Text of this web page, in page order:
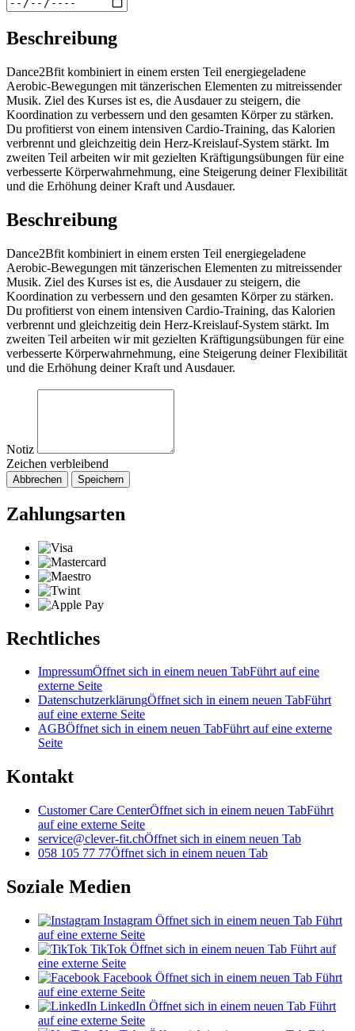
Beschreibung
Dance2Bfit kombiniert in einem ersten Teil energiegeladene
Aerobic-Bewegungen mit tänzerischen Elementen zu mitreissender
Musik. Ziel des Kurses ist es, die Ausdauer zu steigern, die
Koordination zu verbessern und den gesamten Körper zu stärken.
Du profitierst von einem intensiven Cardio-Training, das Kalorien
verbrennt und gleichzeitig dein Herz-Kreislauf-System stärkt. Im
zweiten Teil arbeiten wir mit gezielten Kräftigungsübungen für eine
verbesserte Körperwahrnehmung, eine Steigerung deiner Flexibilität
und die Erhöhung deiner Kraft und Ausdauer.
Beschreibung
Dance2Bfit kombiniert in einem ersten Teil energiegeladene
Aerobic-Bewegungen mit tänzerischen Elementen zu mitreissender
Musik. Ziel des Kurses ist es, die Ausdauer zu steigern, die
Koordination zu verbessern und den gesamten Körper zu stärken.
Du profitierst von einem intensiven Cardio-Training, das Kalorien
verbrennt und gleichzeitig dein Herz-Kreislauf-System stärkt. Im
zweiten Teil arbeiten wir mit gezielten Kräftigungsübungen für eine
verbesserte Körperwahrnehmung, eine Steigerung deiner Flexibilität
und die Erhöhung deiner Kraft und Ausdauer.
Notiz
Zeichen verbleibend
Abbrechen Speichern
Zahlungsarten
Rechtliches
ImpressumÖffnet sich in einem neuen TabFührt auf eine
externe Seite
DatenschutzerklärungÖffnet sich in einem neuen TabFührt
auf eine externe Seite
AGBÖffnet sich in einem neuen TabFührt auf eine externe
Seite
Kontakt
Customer Care CenterÖffnet sich in einem neuen TabFührt
auf eine externe Seite
service@clever-fit.chÖffnet sich in einem neuen Tab
058 105 77 77Öffnet sich in einem neuen Tab
Soziale Medien
Instagram Öffnet sich in einem neuen Tab Führt
auf eine externe Seite
TikTok Öffnet sich in einem neuen Tab Führt auf
eine externe Seite
Facebook Öffnet sich in einem neuen Tab Führt
auf eine externe Seite
LinkedIn Öffnet sich in einem neuen Tab Führt
auf eine externe Seite